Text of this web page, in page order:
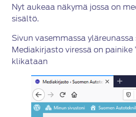
Nyt aukeaa näkymä jossa on
sisältö.
Sivun vasemmassa yläreunassa
Mediakirjasto viressä on painike
klikataan